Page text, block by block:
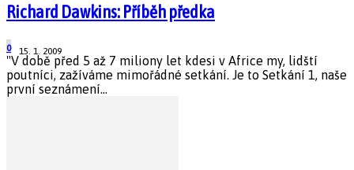
Richard Dawkins: Příběh předka
15. 1. 2009
0
"V době před 5 až 7 miliony let kdesi v Africe my, lidští
poutníci, zažíváme mimořádné setkání. Je to Setkání 1, naše
první seznámení...